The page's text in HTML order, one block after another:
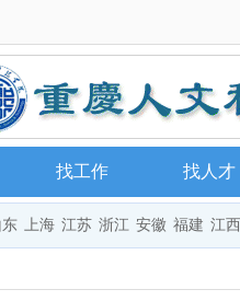
找工作 找人才
东 上海 江苏 浙江 安徽 福建 江西